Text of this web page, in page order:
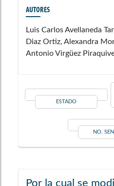
AUTORES
Luis Carlos Avellaneda
Diaz Ortiz, Alexandra
Antonio Virgüez
ESTADO
NO.
Por la cual se